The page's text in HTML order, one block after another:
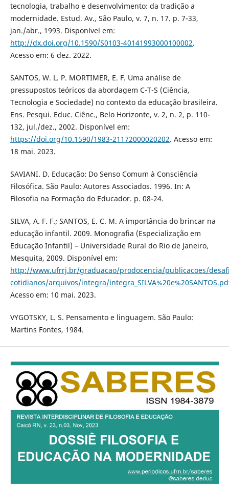
tecnologia, trabalho e desenvolvimento: da tradição a
modernidade. Estud. Av., São Paulo, v. 7, n. 17. p. 7-33,
jan./abr., 1993. Disponível em:
http://dx.doi.org/10.1590/S0103-40141993000100002.
Acesso em: 6 dez. 2022.
SANTOS, W. L. P. MORTIMER, E. F. Uma análise de
pressupostos teóricos da abordagem C-T-S (Ciência,
Tecnologia e Sociedade) no contexto da educação brasileira.
Ens. Pesqui. Educ. Ciênc., Belo Horizonte, v. 2, n. 2, p. 110-
132, jul./dez., 2002. Disponível em:
https://doi.org/10.1590/1983-21172000020202. Acesso em:
18 mai. 2023.
SAVIANI. D. Educação: Do Senso Comum à Consciência
Filosófica. São Paulo: Autores Associados. 1996. In: A
Filosofia na Formação do Educador. p. 08-24.
SILVA, A. F. F.; SANTOS, E. C. M. A importância do brincar na
educação infantil. 2009. Monografia (Especialização em
Educação Infantil) – Universidade Rural do Rio de Janeiro,
Mesquita, 2009. Disponível em:
http://www.ufrrj.br/graduacao/prodocencia/publicacoes/
cotidianos/arquivos/integra/
Acesso em: 10 mai. 2023.
VYGOTSKY, L. S. Pensamento e linguagem. São Paulo:
Martins Fontes, 1984.